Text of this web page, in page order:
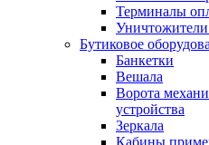
Терминалы
Бутиковое
Банкетки
Вешала
Ворота
устройства
Зеркала
Кабины